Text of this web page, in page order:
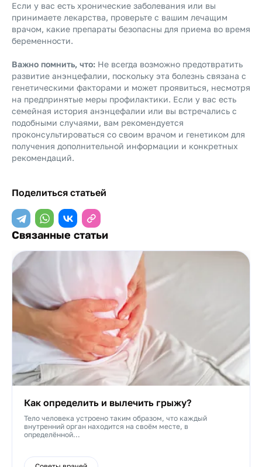
Если у вас есть хронические заболевания или вы
принимаете лекарства, проверьте с вашим лечащим
врачом, какие препараты безопасны для приема во время
беременности.
Важно помнить, что: Не всегда возможно предотвратить
развитие анэнцефалии, поскольку эта болезнь связана с
генетическими факторами и может проявиться, несмотря
на предпринятые меры профилактики. Если у вас есть
семейная история анэнцефалии или вы встречались с
подобными случаями, вам рекомендуется
проконсультироваться со своим врачом и генетиком для
получения дополнительной информации и конкретных
рекомендаций.
Поделиться статьей
Связанные статьи
Как определить и вылечить грыжу?
Тело человека устроено таким образом, что каждый
внутренний орган находится на своём месте, в
определённой...